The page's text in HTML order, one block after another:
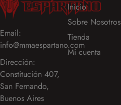
Email:
info@mmaespartano.com
Dirección:
Constitución 407,
San Fernando,
Buenos Aires
Inicio
Sobre Nosotros
Tienda
Mi cuenta